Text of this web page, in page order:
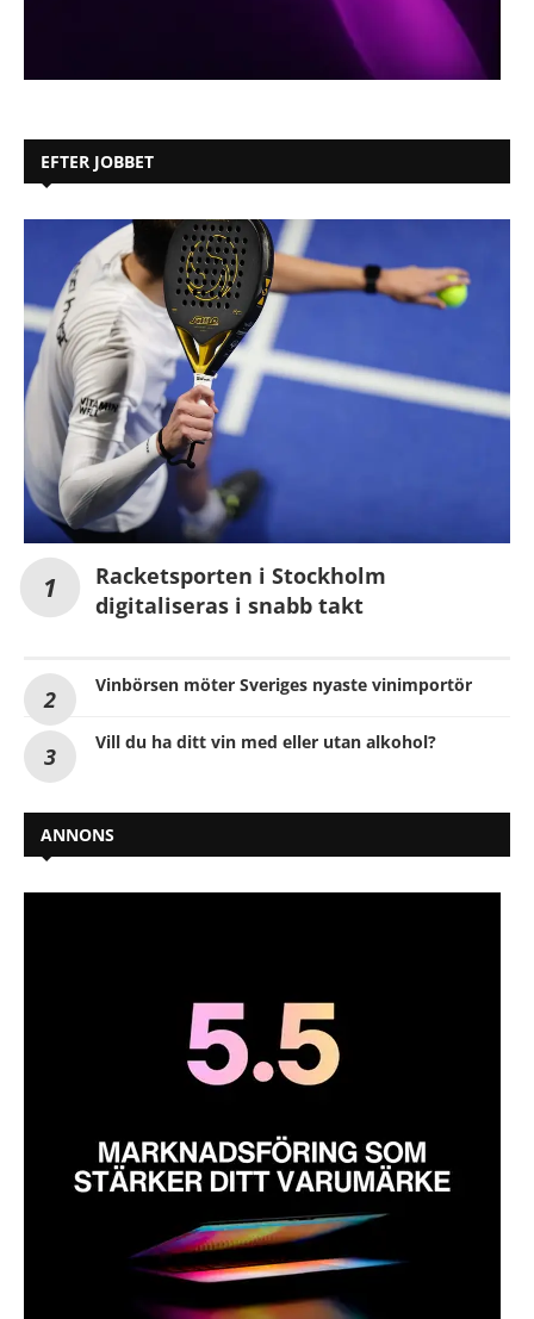
EFTER JOBBET
Racketsporten i Stockholm
digitaliseras i snabb takt
Vinbörsen möter Sveriges nyaste vinimportör
Vill du ha ditt vin med eller utan alkohol?
ANNONS